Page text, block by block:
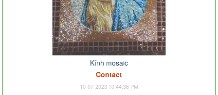
Kính mosaic
Contact
10-07-2023 10:44:36 PM